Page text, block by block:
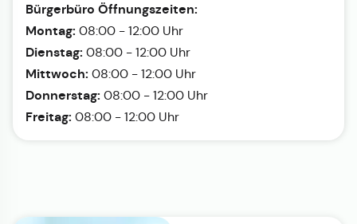
Bürgerbüro Öffnungszeiten:
Montag: 08:00 - 12:00 Uhr
Dienstag: 08:00 - 12:00 Uhr
Mittwoch: 08:00 - 12:00 Uhr
Donnerstag: 08:00 - 12:00 Uhr
Freitag: 08:00 - 12:00 Uhr